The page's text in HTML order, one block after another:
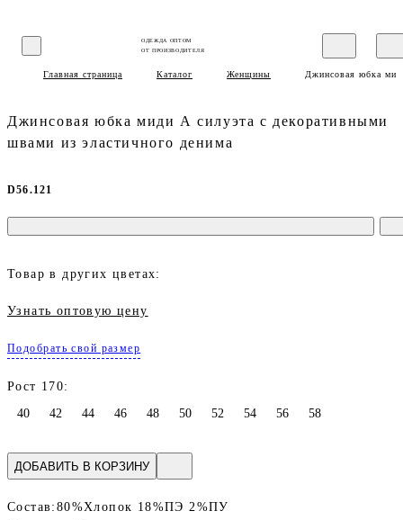
ОДЕЖДА ОПТОМ
ОТ ПРОИЗВОДИТЕЛЯ
Главная страница Каталог Женщины Джинсовая юбка
Джинсовая юбка миди А силуэта с декоративными
швами из эластичного денима
D56.121
Товар в других цветах:
Узнать оптовую цену
Подобрать свой размер
Рост 170:
40
42 44 46 48 50 52 54 56 58
ДОБАВИТЬ В КОРЗИНУ
Состав: 80%Хлопок 18%ПЭ 2%ПУ